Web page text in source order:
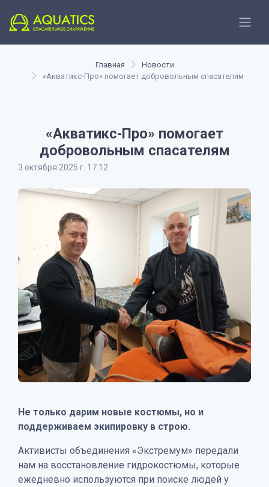
Главная
Новости
«Акватикс-Про» помогает добровольным спасателям
«Акватикс-Про» помогает
добровольным спасателям
3 октября 2025 г. 17:12
Не только дарим новые костюмы, но и
поддерживаем экипировку в строю.
Активисты объединения «Экстремум» передали
нам на восстановление гидрокостюмы, которые
ежедневно используются при поиске людей у